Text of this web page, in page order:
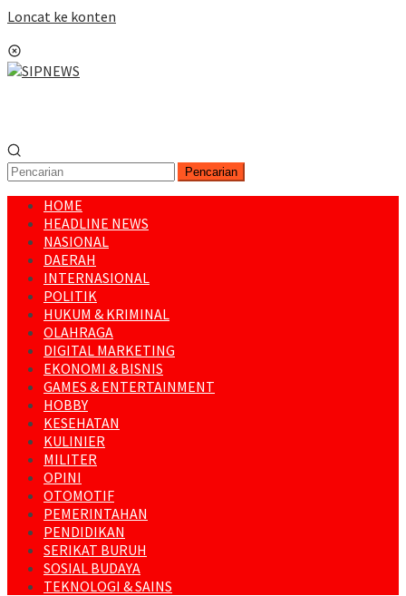
Loncat ke konten
Pencarian
HOME
HEADLINE NEWS
NASIONAL
DAERAH
INTERNASIONAL
POLITIK
HUKUM & KRIMINAL
OLAHRAGA
DIGITAL MARKETING
EKONOMI & BISNIS
GAMES & ENTERTAINMENT
HOBBY
KESEHATAN
KULINIER
MILITER
OPINI
OTOMOTIF
PEMERINTAHAN
PENDIDIKAN
SERIKAT BURUH
SOSIAL BUDAYA
TEKNOLOGI & SAINS